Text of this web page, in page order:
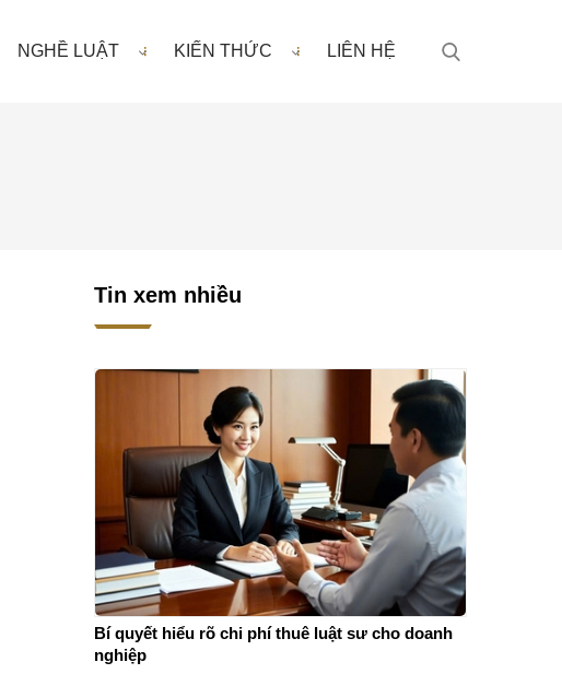
NGHỀ LUẬT KIẾN THỨC LIÊN HỆ
Tin xem nhiều
Bí quyết hiểu rõ chi phí thuê luật sư cho doanh
nghiệp